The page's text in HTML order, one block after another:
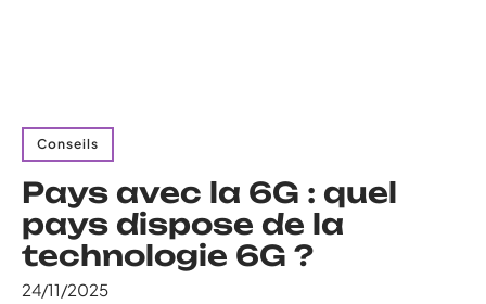
Conseils
Pays avec la 6G : quel
pays dispose de la
technologie 6G ?
24/11/2025